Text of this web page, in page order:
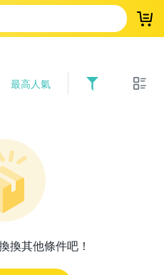
登
最高人氣
換其他條件吧！